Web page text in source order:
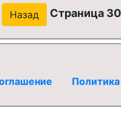
Назад Страница